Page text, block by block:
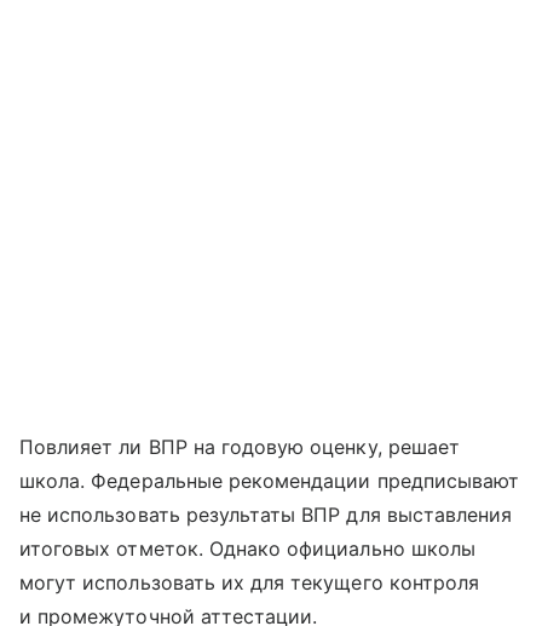
Повлияет ли ВПР на годовую оценку, решает
школа. Федеральные рекомендации предписывают
не использовать результаты ВПР для выставления
итоговых отметок. Однако официально школы
могут использовать их для текущего контроля
и промежуточной аттестации.